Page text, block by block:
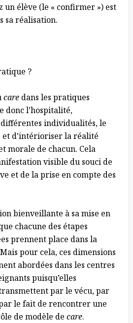
un élève (le « confirmer ») est
sa réalisation.
?
care dans les pratiques
donc l’hospitalité,
différentes individualités, le
d’intérioriser la réalité
morale de chacun. Cela
visible du souci de
et de la prise en compte des
bienveillante à sa mise en
chacune des étapes
prennent place dans la
pour cela, ces dimensions
abordées dans les centres
puisqu’elles
par le vécu, par
le fait de rencontrer une
de modèle de care.